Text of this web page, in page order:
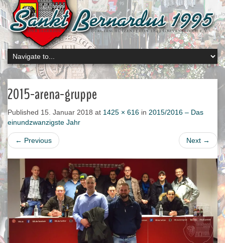
2015-arena-gruppe
Published 15. Januar 2018 at 1425 × 616 in 2015/2016 – Das
einundzwanzigste Jahr
← Previous Next →